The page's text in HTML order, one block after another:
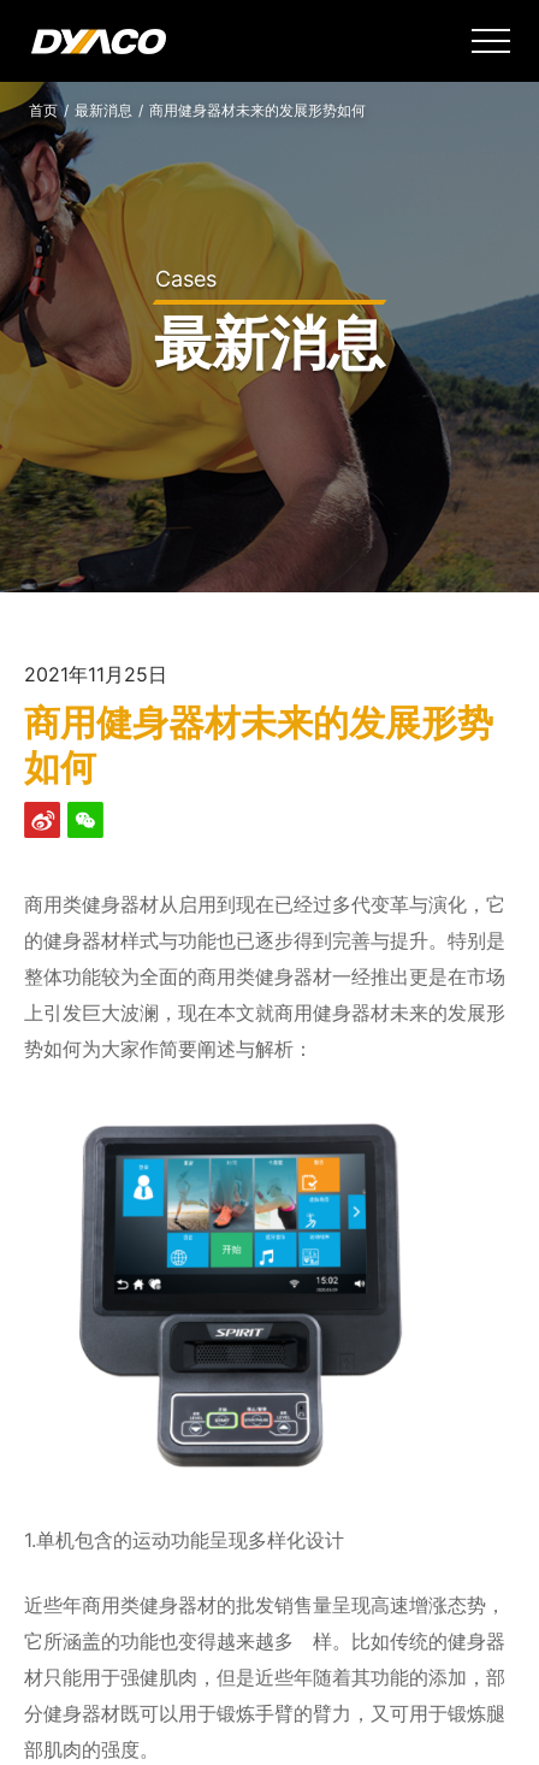
首页 / 最新消息 / 商用健身器材未来的发展形势如何
Cases
最新消息
2021年11月25日
商用健身器材未来的发展形势
如何
商用类健身器材从启用到现在已经过多代变革与演化，它
的健身器材样式与功能也已逐步得到完善与提升。特别是
整体功能较为全面的商用类健身器材一经推出更是在市场
上引发巨大波澜，现在本文就商用健身器材未来的发展形
势如何为大家作简要阐述与解析：
1.单机包含的运动功能呈现多样化设计
近些年商用类健身器材的批发销售量呈现高速增涨态势，
它所涵盖的功能也变得越来越多 样。比如传统的健身器
材只能用于强健肌肉，但是近些年随着其功能的添加，部
分健身器材既可以用于锻炼手臂的臂力，又可用于锻炼腿
部肌肉的强度。